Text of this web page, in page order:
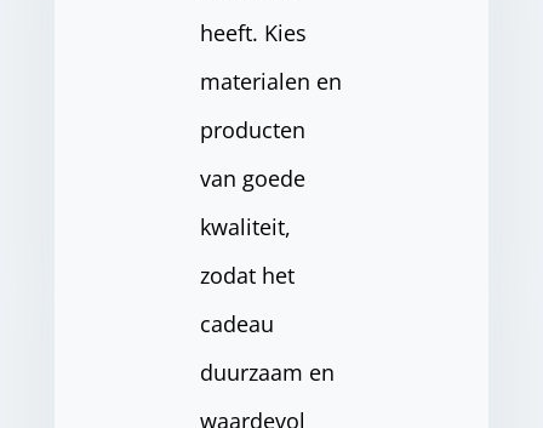
heeft. Kies
materialen en
producten
van goede
kwaliteit,
zodat het
cadeau
duurzaam en
waardevol